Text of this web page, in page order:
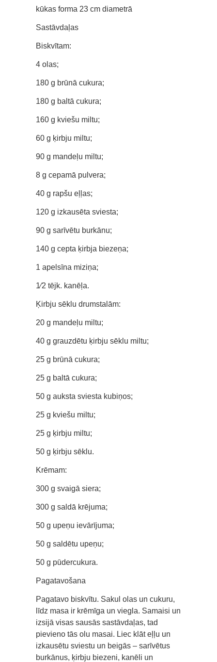
kūkas forma 23 cm diametrā
Sastāvdaļas
Biskvītam:
4 olas;
180 g brūnā cukura;
180 g baltā cukura;
160 g kviešu miltu;
60 g ķirbju miltu;
90 g mandeļu miltu;
8 g cepamā pulvera;
40 g rapšu eļļas;
120 g izkausēta sviesta;
90 g sarīvētu burkānu;
140 g cepta ķirbja biezeņa;
1 apelsīna miziņa;
1⁄2 tējk. kanēļa.
Ķirbju sēklu drumstalām:
20 g mandeļu miltu;
40 g grauzdētu ķirbju sēklu miltu;
25 g brūnā cukura;
25 g baltā cukura;
50 g auksta sviesta kubiņos;
25 g kviešu miltu;
25 g ķirbju miltu;
50 g ķirbju sēklu.
Krēmam:
300 g svaigā siera;
300 g saldā krējuma;
50 g upeņu ievārījuma;
50 g saldētu upeņu;
50 g pūdercukura.
Pagatavošana
Pagatavo biskvītu. Sakul olas un cukuru,
līdz masa ir krēmīga un viegla. Samaisi un
izsijā visas sausās sastāvdaļas, tad
pievieno tās olu masai. Liec klāt eļļu un
izkausētu sviestu un beigās – sarīvētus
burkānus, ķirbju biezeni, kanēli un